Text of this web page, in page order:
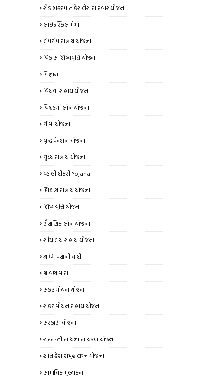
રોડ અકસ્માત કેશલેસ સારવાર યોજના
લાઇફસ્કિલ મેળો
લેપટોપ સહાય યોજના
વિકાસ શિષ્યવૃત્તિ યોજના
વિજ્ઞાન
વિધવા સહાય યોજના
વિશ્વકર્મા લોન યોજના
વીમા યોજના
વૃદ્ધ પેન્શન યોજના
વૃધ્ધ સહાય યોજના
વ્હાલી દીકરી Yojana
શિક્ષણ સહાય યોજના
શિષ્યવૃત્તિ યોજના
શૈક્ષણિક લોન યોજના
શૌચાલય સહાય યોજના
શ્રાધ્ધ પક્ષની યાદી
શ્રાવણ માસ
સંકટ મોચન યોજના
સંકટ મોચન સહાય યોજના
સરકારી યોજના
સરસ્વતી સાધના સાયકલ યોજના
સાત ફેરા સમૂહ લગ્ન યોજના
સામાયિક મૂલ્યાંકન